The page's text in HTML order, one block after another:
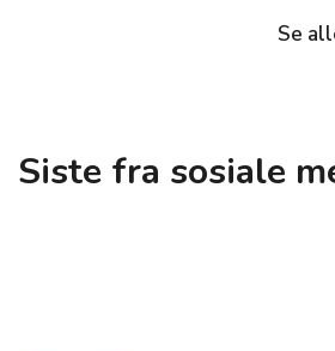
Se
Siste fra sosiale